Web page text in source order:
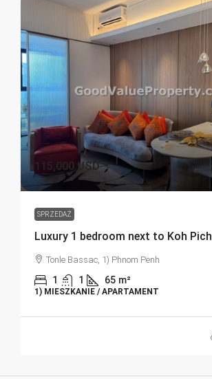
115,000 USD
SPRZEDAŻ
Luxury 1 bedroom next to Koh Pich
Tonle Bassac, 1) Phnom Penh
1 1 65 m²
1) MIESZKANIE / APARTAMENT